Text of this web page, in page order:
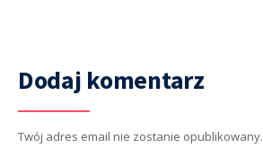
Dodaj komentarz
Twój adres email nie zostanie opublikowany.